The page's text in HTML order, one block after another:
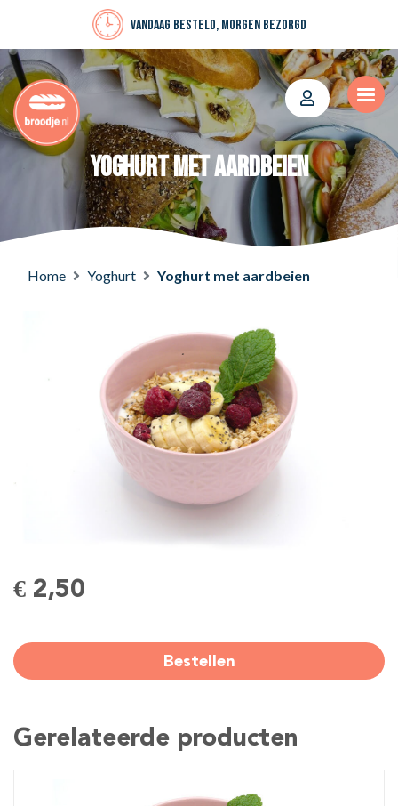
Vandaag besteld, morgen bezorgd
Yoghurt met aardbeien
Home Yoghurt Yoghurt met aardbeien
€ 2,50
Bestellen
Gerelateerde producten